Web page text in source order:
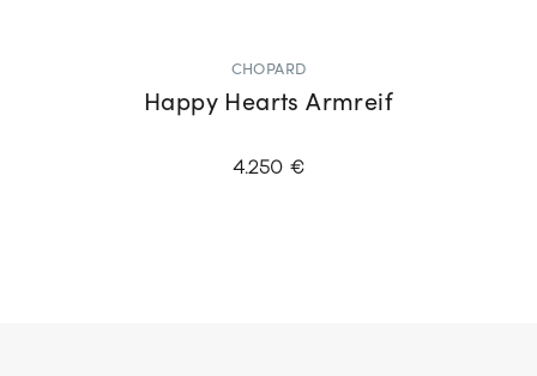
CHOPARD
Happy Hearts Armreif
4.250 €